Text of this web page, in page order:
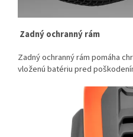
Zadný ochranný rám
Zadný ochranný rám pomáha
vloženú batériu pred